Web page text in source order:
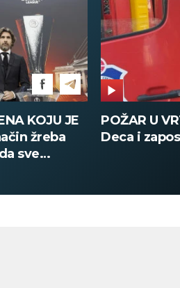
VOŽDOVCU
SINIŠA
DOBIO